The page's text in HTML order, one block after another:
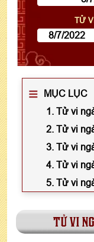
TỬ
MỤC LỤC
1. Tử vi
2. Tử vi
3. Tử vi
4. Tử vi
5. Tử vi
tử vi